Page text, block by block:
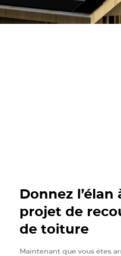
Donnez l’élan
projet de
de toiture
Maintenant que vous êtes